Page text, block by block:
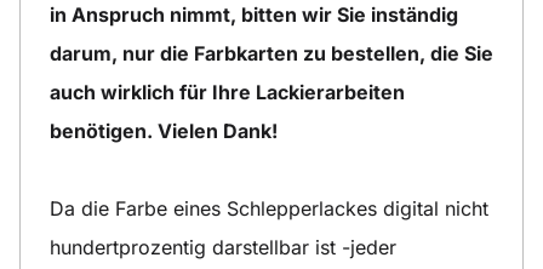
in Anspruch nimmt, bitten wir Sie inständig
darum, nur die Farbkarten zu bestellen, die Sie
auch wirklich für Ihre Lackierarbeiten
benötigen. Vielen Dank!
Da die Farbe eines Schlepperlackes digital nicht
hundertprozentig darstellbar ist -jeder